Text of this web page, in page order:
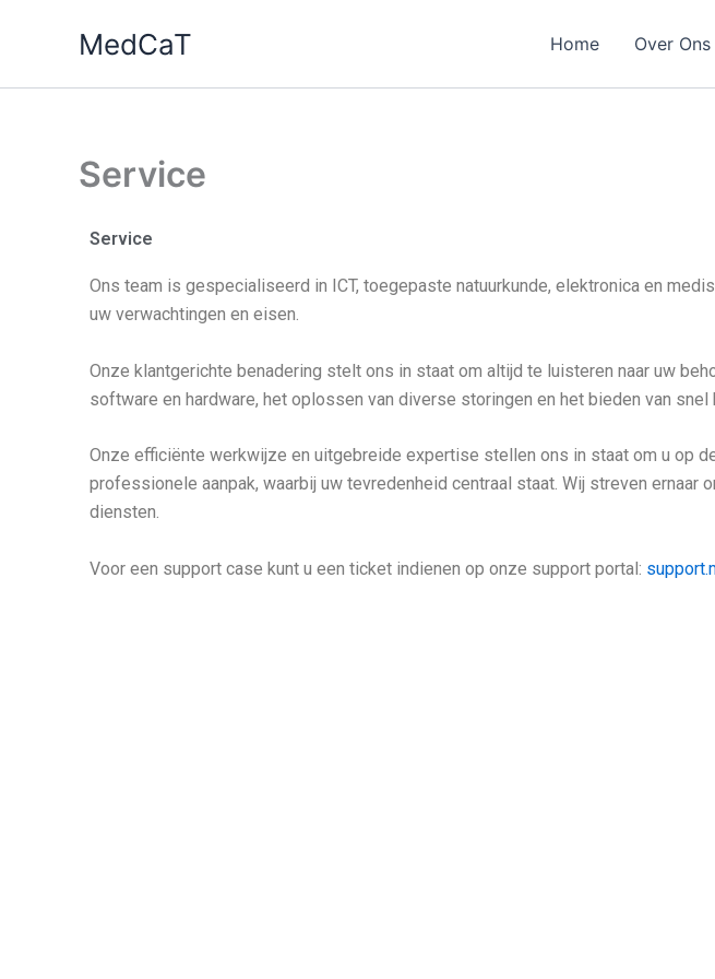
MedCaT Home Over Ons
Service
Service
Ons team is gespecialiseerd in ICT, toegepaste natuurkunde, elektronica en
uw verwachtingen en eisen.
Onze klantgerichte benadering stelt ons in staat om altijd te luisteren naar uw
software en hardware, het oplossen van diverse storingen en het bieden van snel
Onze efficiënte werkwijze en uitgebreide expertise stellen ons in staat om u op
professionele aanpak, waarbij uw tevredenheid centraal staat. Wij streven
diensten.
Voor een support case kunt u een ticket indienen op onze support portal: